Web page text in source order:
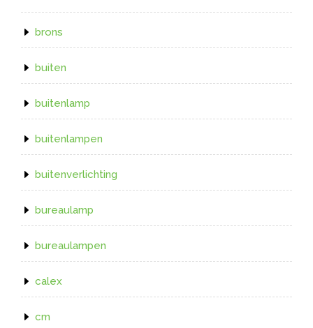
brons
buiten
buitenlamp
buitenlampen
buitenverlichting
bureaulamp
bureaulampen
calex
cm